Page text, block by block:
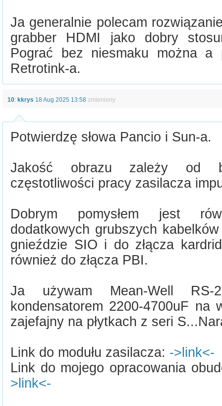
Ja generalnie polecam
grabber HDMI jako dobry
Pograć bez niesmaku można a
Retrotink-a.
10: kkrys 18 Aug 2025 13:58 zmieniony
Potwierdzę słowa Pancio i Sun-a.
Jakość obrazu zależy od
częstotliwości pracy zasilacza
Dobrym pomysłem jest
dodatkowych grubszych
gnieździe SIO i do złącza
również do złącza PBI.
Ja używam Mean-Well RS-
kondensatorem 2200-4700uF
zajefajny na płytkach z seri
Link do modułu zasilacza: ->link<-
Link do mojego opracowania
>link<-